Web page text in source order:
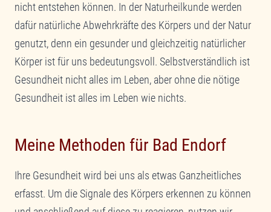
nicht entstehen können. In der Naturheilkunde werden
dafür natürliche Abwehrkräfte des Körpers und der Natur
genutzt, denn ein gesunder und gleichzeitig natürlicher
Körper ist für uns bedeutungsvoll. Selbstverständlich ist
Gesundheit nicht alles im Leben, aber ohne die nötige
Gesundheit ist alles im Leben wie nichts.
Meine Methoden für Bad Endorf
Ihre Gesundheit wird bei uns als etwas Ganzheitliches
erfasst. Um die Signale des Körpers erkennen zu können